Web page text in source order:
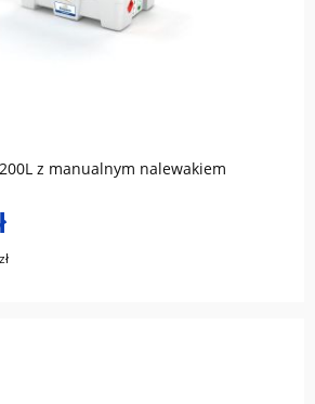
z manualnym nalewakiem